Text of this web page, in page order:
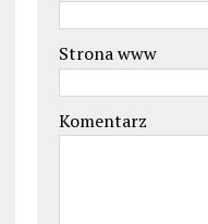
Strona www
Komentarz